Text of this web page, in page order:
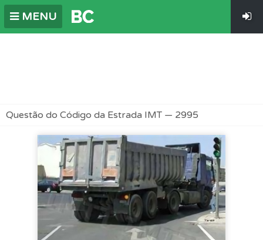
MENU
Questão do Código da Estrada IMT — 2995